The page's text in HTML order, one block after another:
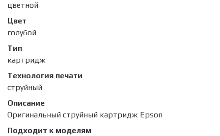
цветной
Цвет
голубой
Тип
картридж
Технология печати
струйный
Описание
Оригинальный струйный картридж Epson
Подходит к моделям